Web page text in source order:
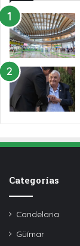
Categorías
Candelaria
Güímar